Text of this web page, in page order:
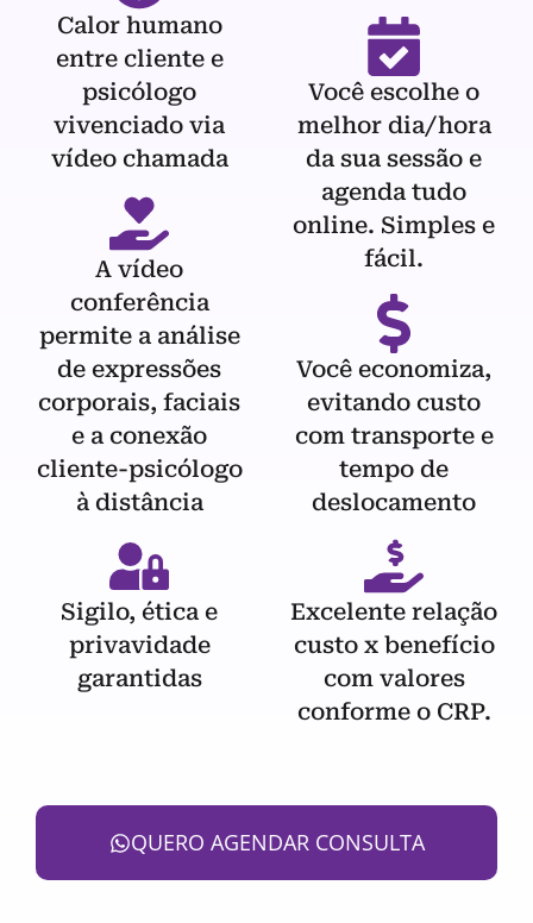
Calor humano
entre cliente e
psicólogo
vivenciado via
vídeo chamada
A vídeo
conferência
permite a análise
de expressões
corporais, faciais
e a conexão
cliente-psicólogo
à distância
Sigilo, ética e
privavidade
garantidas
Você escolhe o
melhor dia/hora
da sua sessão e
agenda tudo
online. Simples e
fácil.
Você economiza,
evitando custo
com transporte e
tempo de
deslocamento
Excelente relação
custo x benefício
com valores
conforme o CRP.
QUERO AGENDAR CONSULTA